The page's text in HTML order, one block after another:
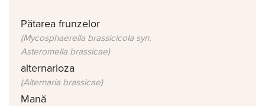
Pătarea frunzelor
(Mycosphaerella brassicicola syn.
Asteromella brassicae)
alternarioza
(Alternaria brassicae)
Mană